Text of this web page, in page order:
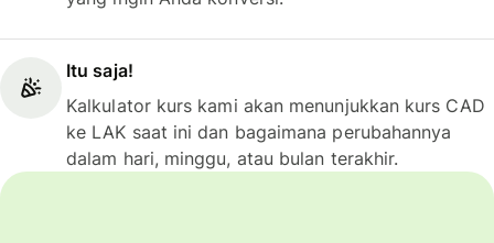
Itu saja!
Kalkulator kurs kami akan menunjukkan kurs CAD
ke LAK saat ini dan bagaimana perubahannya
dalam hari, minggu, atau bulan terakhir.